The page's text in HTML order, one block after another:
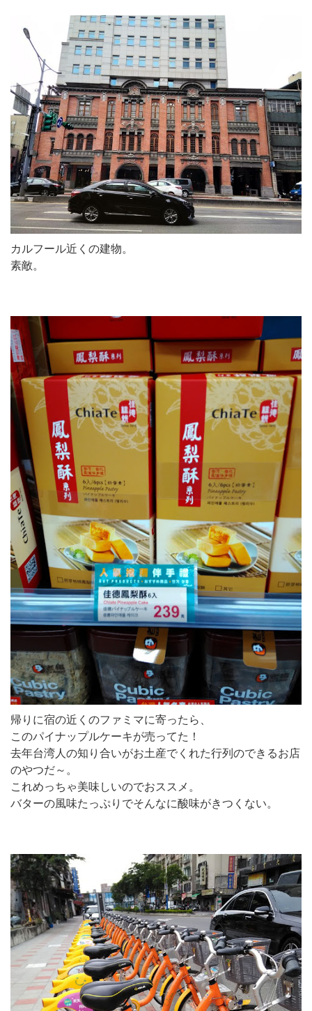
カルフール近くの建物。
素敵。
帰りに宿の近くのファミマに寄ったら、
このパイナップルケーキが売ってた！
去年台湾人の知り合いがお土産でくれた行列のできるお店
のやつだ～。
これめっちゃ美味しいのでおススメ。
バターの風味たっぷりでそんなに酸味がきつくない。